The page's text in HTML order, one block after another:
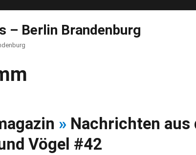
– Berlin Brandenburg
» Nachrichten aus
Vögel #42